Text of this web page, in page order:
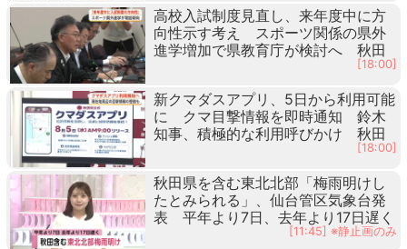
高校入試制度見直し、来年度中に方
向性示す考え スポーツ関係の県外
進学増加で県教育庁が検討へ 秋田
[18:00]
新クマダスアプリ、5日から利用可能
に クマ目撃情報を即時通知 鈴木
知事、積極的な利用呼びかけ 秋田
[18:00]
秋田県を含む東北北部「梅雨明けし
たとみられる」、仙台管区気象台発
表 平年より7日、去年より17日遅く
[11:45] ※静止画のみ